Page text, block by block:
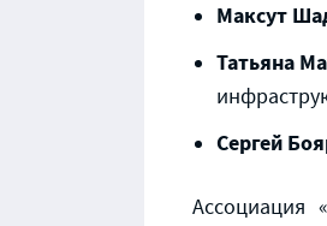
Максут
Татьяна
Сергей
Ассоциация